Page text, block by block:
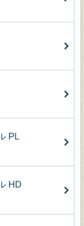
PL
HD